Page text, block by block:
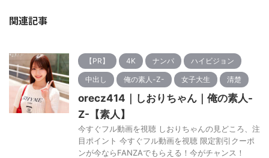
関連記事
【PR】 4K ナンパ ハイビジョン
中出し 俺の素人-Z- 女子大生 清楚
orecz414｜しおりちゃん｜俺の素人-
Z-【素人】
今すぐフル動画を視聴 しおりちゃんの見どころ、注
目ポイント 今すぐフル動画を視聴 限定割引クーポ
ンが今ならFANZAでもらえる！今がチャンス！